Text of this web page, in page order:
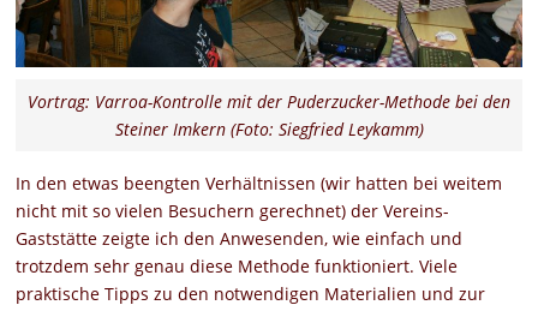
Vortrag: Varroa-Kontrolle mit der Puderzucker-Methode bei den
Steiner Imkern (Foto: Siegfried Leykamm)
In den etwas beengten Verhältnissen (wir hatten bei weitem
nicht mit so vielen Besuchern gerechnet) der Vereins-
Gaststätte zeigte ich den Anwesenden, wie einfach und
trotzdem sehr genau diese Methode funktioniert. Viele
praktische Tipps zu den notwendigen Materialien und zur